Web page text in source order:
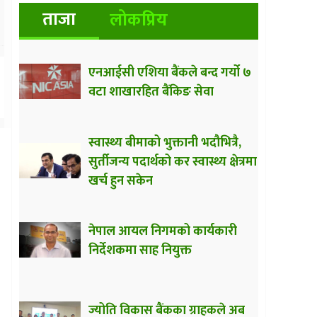
ताजा लोकप्रिय
एनआईसी एशिया बैंकले बन्द गर्यो ७
वटा शाखारहित बैंकिङ सेवा
स्वास्थ्य बीमाको भुक्तानी भदौभित्रै,
सुर्तीजन्य पदार्थको कर स्वास्थ्य क्षेत्रमा
खर्च हुन सकेन
नेपाल आयल निगमको कार्यकारी
निर्देशकमा साह नियुक्त
ज्योति विकास बैंकका ग्राहकले अब